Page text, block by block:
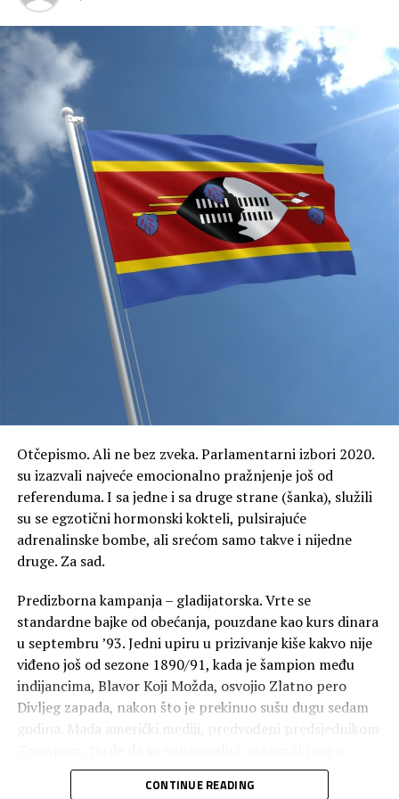
različitim oblicima i realizovati na različite načine kroz:
1. osnivanje novog preduzeća (greenfield investicije) u
potpunom vlasništvu stranaca ili kroz zajednička
ulaganja (joint venture);
2. preuzimanje postojećih preduzeca u drugoj državi
putem kupovine ili dokapitalizacije;
3. fuzija – spajanje kompanija;
4. kombinaciju greenfield investicije i akvizicije ;
investiranje u obliku koncesija.
Po podacima iz Biltena Centralne banke Crne Gore neto
priliv (razlika između priliva i odliva) SDI u Crnoj Gori za
period od Januara do Novembra 2013. godine iznosio je
268,4 miliona eura, što je čak za 36,6% manje u
poredjenju sa istim periodom prethodne godine. Ovoliki
pad SDI je u direktnoj vezi sa dodatnim zaduženjem
države, jer je značajna stavka prihodovne strane budžeta
upravo priliv po osnovu SDI i propratnih efekata koe
one pružaju.
Najčešće rabljeni tip SDI crnogorskih zvaničnika su
greenfield investicije. Da vam pomognemo – u
“investiciono zeleno polje”, dok u ekonomskoj teoriji one
označavaju investiranje u novi proizvodni pogon na ino
tržistu, koji je u potpunom ili djelimičnom vlasništvu
stranaca. One su obično vezane za industriju, ali u praksi
je situacija malo drugačija. SDI su se, pod pritiskom
povraćaja na investiciju, proširile na mnoge druge
oblasti, uključujuci i sektor usluga. Greenfield investicije
privrednih aktivnosti i nova radna mjesta.
Otčepismo. Ali ne bez zveka. Parlamentarni izbori 2020.
su izazvali najveće emocionalno pražnjenje još od
referenduma. I sa jedne i sa druge strane (šanka), služili
su se egzotični hormonski kokteli, pulsirajuće
adrenalinske bombe, ali srećom samo takve i nijedne
druge. Za sad.
Predizborna kampanja – gladijatorska. Vrte se
standardne bajke od obećanja, pouzdane kao kurs dinara
u septembru ’93. Jedni upiru u prizivanje kiše kakvo nije
viđeno još od sezone 1890/91, kada je šampion među
indijancima, Blavor Koji Možda, osvojio Zlatno pero
Divljeg zapada, nakon što je prekinuo sušu dugu sedam
godina. Mada američki mediji, predvođeni predsjednikom
susjednom polju kukuruza, donijeli VAR presudu da je
Zlatno pero osvojio transrodni bijelac koji nije ni
CONTINUE READING